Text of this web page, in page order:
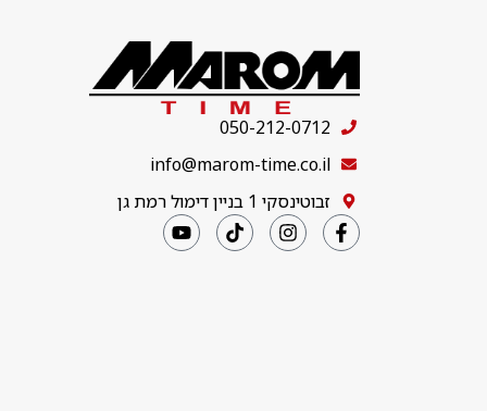
050-212-0712
info@marom-time.co.il
זבוטינסקי 1 בניין דימול רמת גן